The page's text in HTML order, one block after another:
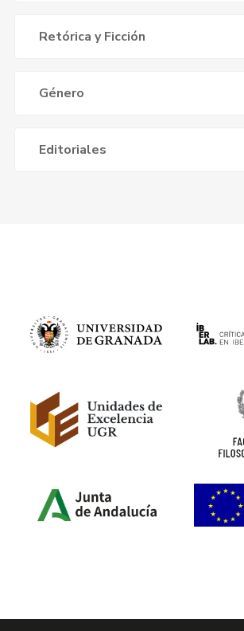
Retórica y Ficción
Género
Editoriales